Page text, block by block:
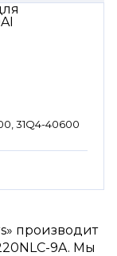
31Q4-40600
производит
9A. Мы